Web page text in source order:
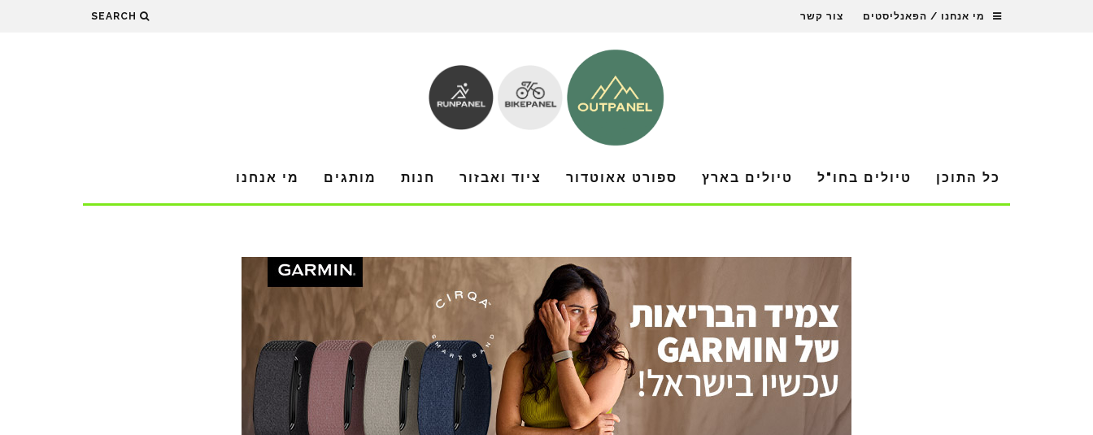
מי אנחנו / הפאנליסטים צור קשר SEARCH
כל התוכן טיולים בחו"ל טיולים בארץ ספורט אאוטדור ציוד ואבזור חנות מותגים מי אנחנו